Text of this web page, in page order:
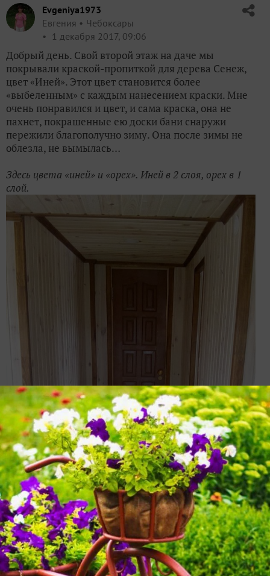
Evgeniya1973
Евгения
Чебоксары
1 декабря 2017, 09:06
Добрый день. Свой второй этаж на даче мы
покрывали краской-пропиткой для дерева Сенеж,
цвет «Иней». Этот цвет становится более
«выбеленным» с каждым нанесением краски. Мне
очень понравился и цвет, и сама краска, она не
пахнет, покрашенные ею доски бани снаружи
пережили благополучно зиму. Она после зимы не
облезла, не вымылась…
Здесь цвета «иней» и «орех». Иней в 2 слоя, орех в 1
слой.